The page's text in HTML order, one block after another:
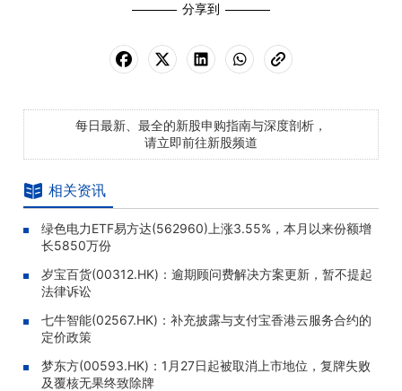
分享到
每日最新、最全的新股申购指南与深度剖析，
请立即前往新股频道
相关资讯
绿色电力ETF易方达(562960)上涨3.55%，本月以来份额增
长5850万份
岁宝百货(00312.HK)：逾期顾问费解决方案更新，暂不提起
法律诉讼
七牛智能(02567.HK)：补充披露与支付宝香港云服务合约的
定价政策
梦东方(00593.HK)：1月27日起被取消上市地位，复牌失败
及覆核无果终致除牌